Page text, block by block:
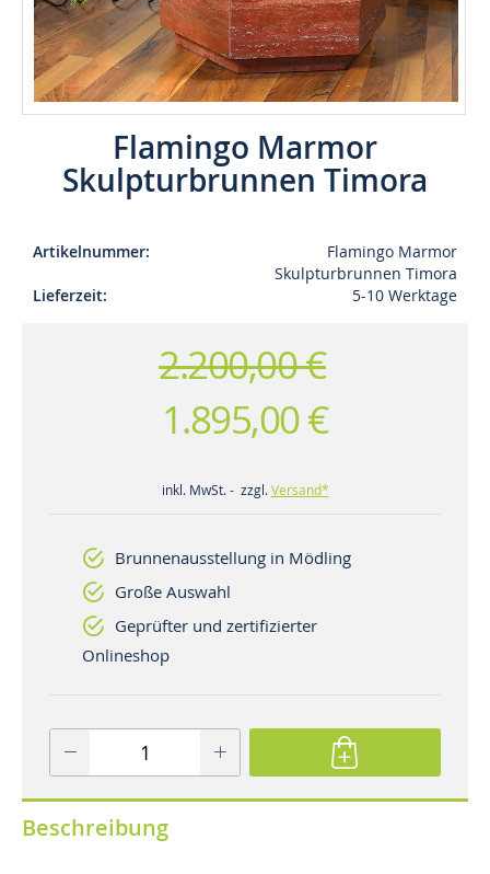
Flamingo Marmor
Skulpturbrunnen Timora
Artikelnummer
Flamingo Marmor
Skulpturbrunnen Timora
Lieferzeit
5-10 Werktage
2.200,00 €
1.895,00 €
inkl. MwSt. - zzgl.Versand*
Brunnenausstellung in Mödling
Große Auswahl
Geprüfter und zertifizierter
Onlineshop
Beschreibung